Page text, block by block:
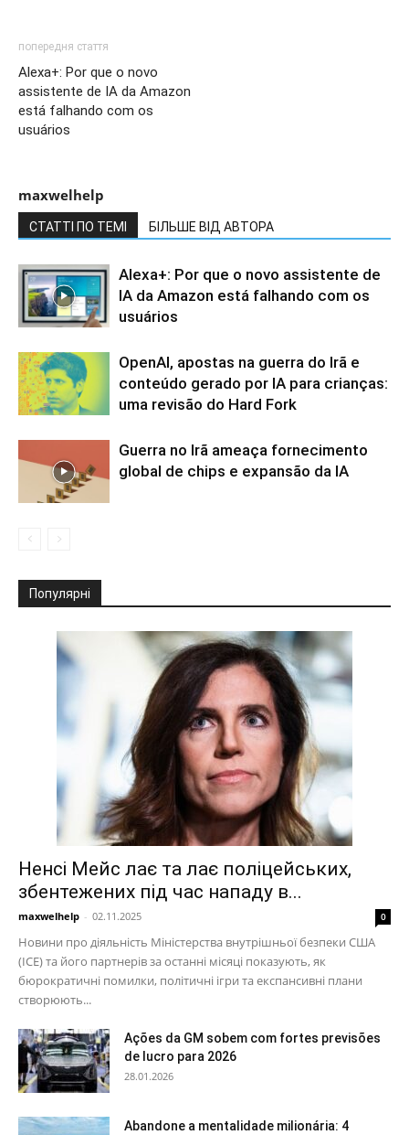
попередня стаття
Alexa+: Por que o novo
assistente de IA da Amazon
está falhando com os
usuários
maxwelhelp
СТАТТІ ПО ТЕМІ БІЛЬШЕ ВІД АВТОРА
Alexa+: Por que o novo assistente de
IA da Amazon está falhando com os
usuários
OpenAI, apostas na guerra do Irã e
conteúdo gerado por IA para crianças:
uma revisão do Hard Fork
Guerra no Irã ameaça fornecimento
global de chips e expansão da IA
Популярні
Ненсі Мейс лає та лає поліцейських,
збентежених під час нападу в...
maxwelhelp - 02.11.2025 0
Новини про діяльність Міністерства внутрішньої безпеки США
(ICE) та його партнерів за останні місяці показують, як
бюрократичні помилки, політичні ігри та експансивні плани
створюють...
Ações da GM sobem com fortes previsões
de lucro para 2026
28.01.2026
Abandone a mentalidade milionária: 4